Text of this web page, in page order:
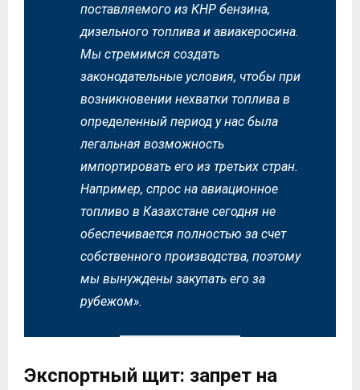
поставляемого из КНР бензина,
дизельного топлива и авиакеросина.
Мы стремимся создать
законодательные условия, чтобы при
возникновении нехватки топлива в
определенный период у нас была
легальная возможность
импортировать его из третьих стран.
Например, спрос на авиационное
топливо в Казахстане сегодня не
обеспечивается полностью за счет
собственного производства, поэтому
мы вынуждены закупать его за
рубежом».
Экспортный щит: запрет на